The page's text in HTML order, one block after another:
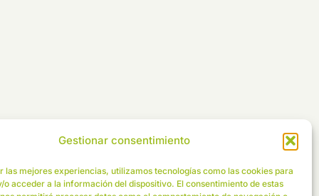
Gestionar consentimiento
las mejores experiencias, utilizamos tecnologías como las cookies para
o acceder a la información del dispositivo. El consentimiento de estas